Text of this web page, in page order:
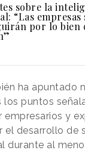
sobre la
“Las empresas
por lo bien
ha apuntado
puntos
empresarios y
el desarrollo de
durante al